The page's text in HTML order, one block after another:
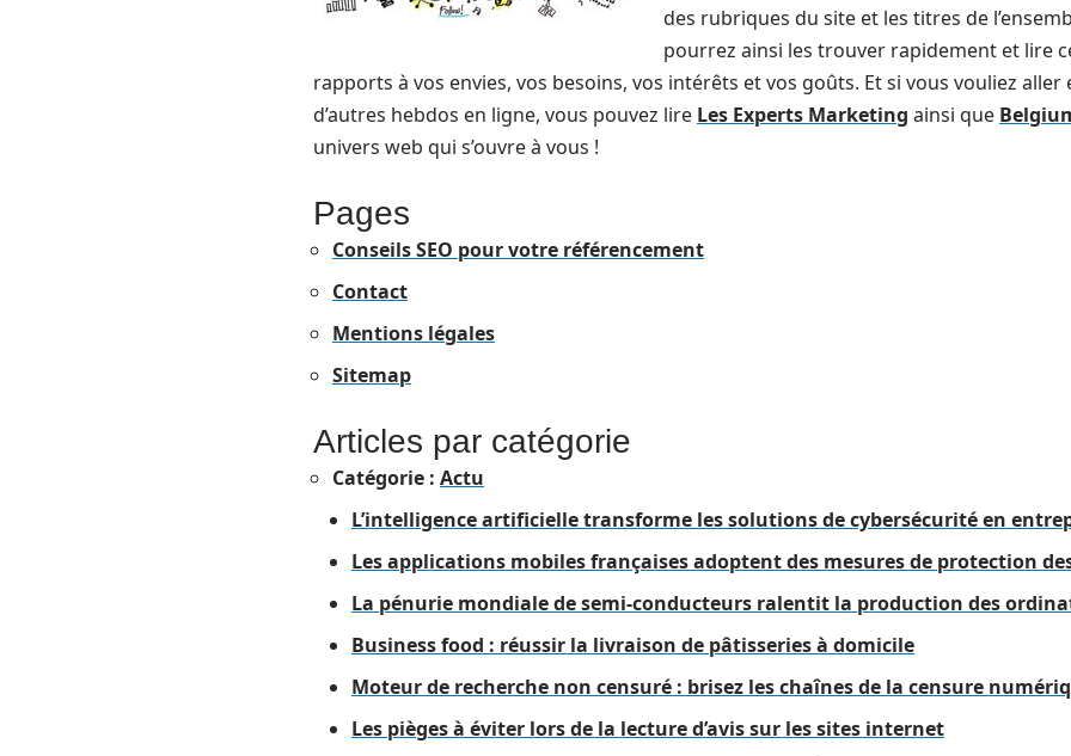
des rubriques du site et les titres de
pourrez ainsi les trouver rapidement et lire
rapports à vos envies, vos besoins, vos intérêts et vos goûts. Et si vous vouliez aller
d’autres hebdos en ligne, vous pouvez lire Les Experts Marketing ainsi que
univers web qui s’ouvre à vous !
Pages
Conseils SEO pour votre référencement
Contact
Mentions légales
Sitemap
Articles par catégorie
Catégorie : Actu
L’intelligence artificielle transforme les solutions de cybersécurité en
Les applications mobiles françaises adoptent des mesures de protection
La pénurie mondiale de semi-conducteurs ralentit la production des
Business food : réussir la livraison de pâtisseries à domicile
Moteur de recherche non censuré : brisez les chaînes de la censure
Les pièges à éviter lors de la lecture d’avis sur les sites internet